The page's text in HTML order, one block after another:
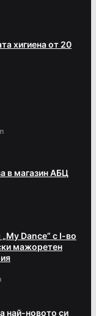
хигиена от 20
в магазин АБЦ
Dance” с І-во
мажоретен
най-новото си